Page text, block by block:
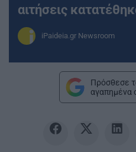
αιτήσεις
iPaideia.gr Newsroom
Πρόσθεσε
αγαπημένα